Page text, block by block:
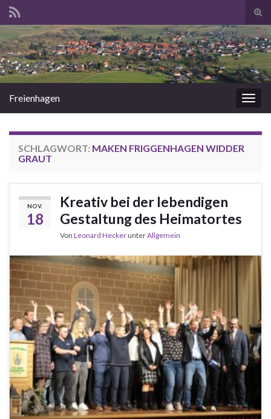
Search for:
Freienhagen
SCHLAGWORT: MAKEN FRIGGENHAGEN WIDDER
GRAUT
NOV.
18
Kreativ bei der lebendigen
Gestaltung des Heimatortes
Von Leonard HeckerunterAllgemein